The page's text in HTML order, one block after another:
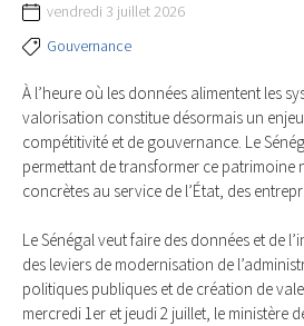
vendredi 3 juillet 2026
Gouvernance
À l’heure où les données alimentent les
valorisation constitue désormais un
compétitivité et de gouvernance. Le
permettant de transformer ce patrimoine
concrètes au service de l’État, des
Le Sénégal veut faire des données et de
des leviers de modernisation de
politiques publiques et de création de
mercredi 1er et jeudi 2 juillet, le ministère